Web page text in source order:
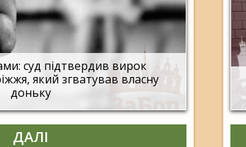
суд підтвердив вирок
який згватував власну
доньку
ДАЛІ